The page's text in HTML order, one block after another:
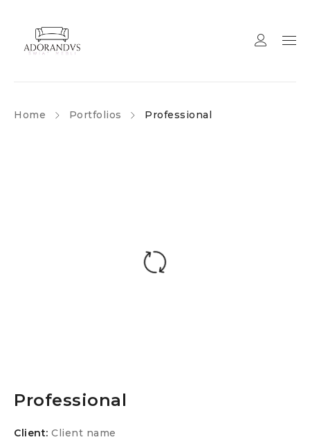
Home Portfolios Professional
Professional
Client: Client name